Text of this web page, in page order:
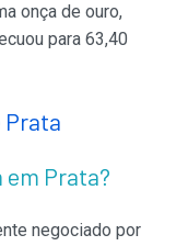
onça de ouro,
para 63,40
Prata
em Prata?
negociado por